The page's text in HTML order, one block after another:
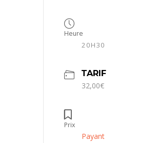
Heure
20H30
TARIF
32,00€
Prix
Payant